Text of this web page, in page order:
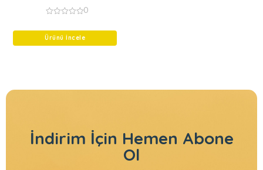
of
0
Ürünü İncele
İndirim İçin Hemen Abone
Ol